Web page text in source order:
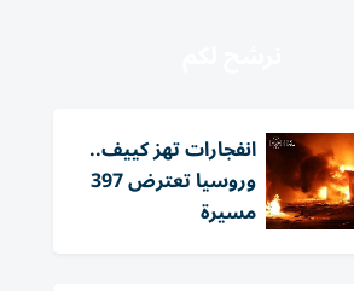
انفجارات تهز كييف..
وروسيا تعترض 397
مسيرة